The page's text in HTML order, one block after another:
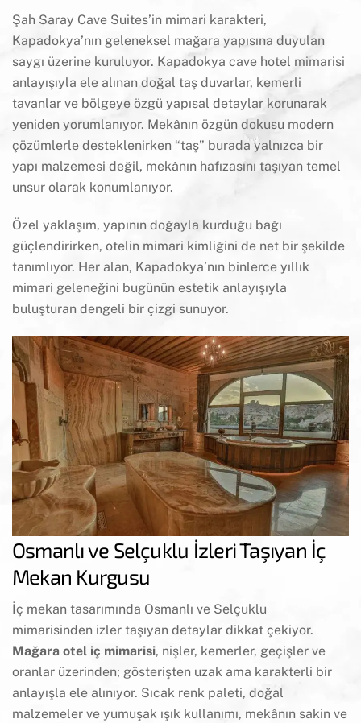
Şah Saray Cave Suites’in mimari karakteri,
Kapadokya’nın geleneksel mağara yapısına duyulan
saygı üzerine kuruluyor. Kapadokya cave hotel mimarisi
anlayışıyla ele alınan doğal taş duvarlar, kemerli
tavanlar ve bölgeye özgü yapısal detaylar korunarak
yeniden yorumlanıyor. Mekânın özgün dokusu modern
çözümlerle desteklenirken “taş” burada yalnızca bir
yapı malzemesi değil, mekânın hafızasını taşıyan temel
unsur olarak konumlanıyor.
Özel yaklaşım, yapının doğayla kurduğu bağı
güçlendirirken, otelin mimari kimliğini de net bir şekilde
tanımlıyor. Her alan, Kapadokya’nın binlerce yıllık
mimari geleneğini bugünün estetik anlayışıyla
buluşturan dengeli bir çizgi sunuyor.
Osmanlı ve Selçuklu İzleri Taşıyan İç
Mekan Kurgusu
İç mekan tasarımında Osmanlı ve Selçuklu
mimarisinden izler taşıyan detaylar dikkat çekiyor.
Mağara otel iç mimarisi, nişler, kemerler, geçişler ve
oranlar üzerinden; gösterişten uzak ama karakterli bir
anlayışla ele alınıyor. Sıcak renk paleti, doğal
malzemeler ve yumuşak ışık kullanımı, mekânın sakin ve